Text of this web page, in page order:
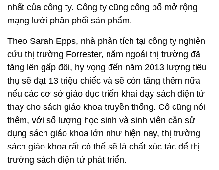
nhất của công ty. Công ty cũng công bố mở rộng
mạng lưới phân phối sản phẩm.
Theo Sarah Epps, nhà phân tích tại công ty nghiên
cứu thị trường Forrester, năm ngoái thị trường đã
tăng lên gấp đôi, hy vọng đến năm 2013 lượng tiêu
thụ sẽ đạt 13 triệu chiếc và sẽ còn tăng thêm nữa
nếu các cơ sở giáo dục triển khai dạy sách điện tử
thay cho sách giáo khoa truyền thống. Cô cũng nói
thêm, với số lượng học sinh và sinh viên cần sử
dụng sách giáo khoa lớn như hiện nay, thị trường
sách giáo khoa rất có thể sẽ là chất xúc tác để thị
trường sách điện tử phát triển.